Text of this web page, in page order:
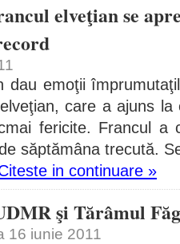
elveţian se
dau emoţii
care a ajuns
fericite. Francul
săptămâna trecută.
in continuare »
şi Tărâmul
16 iunie 2011